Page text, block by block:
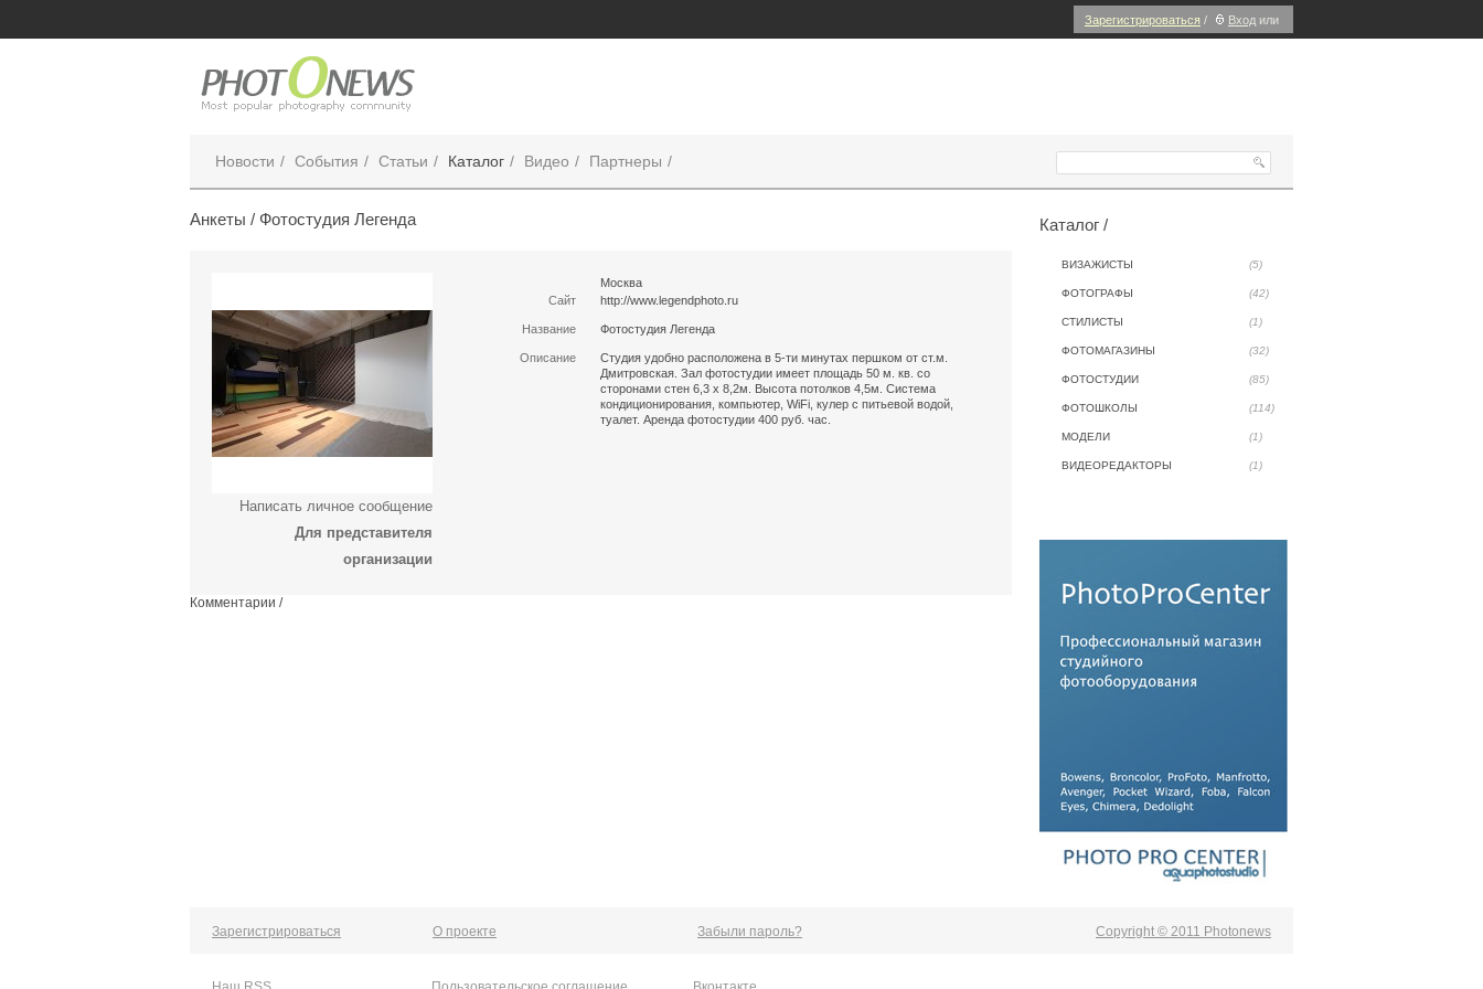
Зарегистрироваться / Вход или
Новости События Статьи Каталог Видео Партнеры
Анкеты / Фотостудия Легенда
Написать личное сообщение
Для представителя
организации
Москва
Сайт
http://www.legendphoto.ru
Название Фотостудия Легенда
Описание
Студия удобно расположена в 5-ти минутах першком от ст.м.
Дмитровская. Зал фотостудии имеет площадь 50 м. кв. со
сторонами стен 6,3 х 8,2м. Высота потолков 4,5м. Система
кондиционирования, компьютер, WiFi, кулер с питьевой водой,
туалет. Аренда фотостудии 400 руб. час.
Комментарии /
Каталог /
ВИЗАЖИСТЫ (5)
ФОТОГРАФЫ (42)
СТИЛИСТЫ (1)
ФОТОМАГАЗИНЫ (32)
ФОТОСТУДИИ (85)
ФОТОШКОЛЫ (114)
МОДЕЛИ (1)
ВИДЕОРЕДАКТОРЫ (1)
Зарегистрироваться О проекте Забыли пароль? Copyright © 2011 Photonews